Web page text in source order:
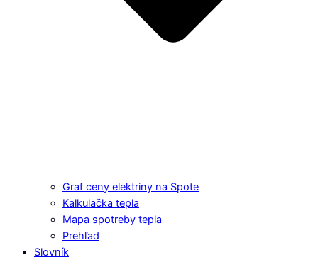
Graf ceny elektriny na Spote
Kalkulačka tepla
Mapa spotreby tepla
Prehľad
Slovník